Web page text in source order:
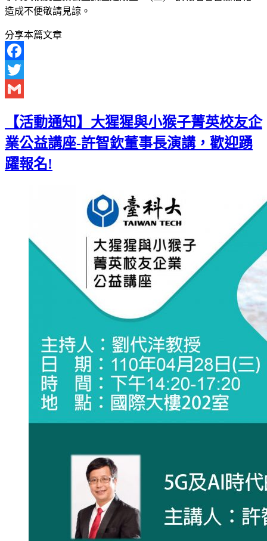
造成不便敬請見諒。
分享本篇文章
Facebook
Twitter
【活動通知】大猩猩與小猴子菁英校友企
業公益講座-許智欽董事長演講，歡迎踴
躍報名!